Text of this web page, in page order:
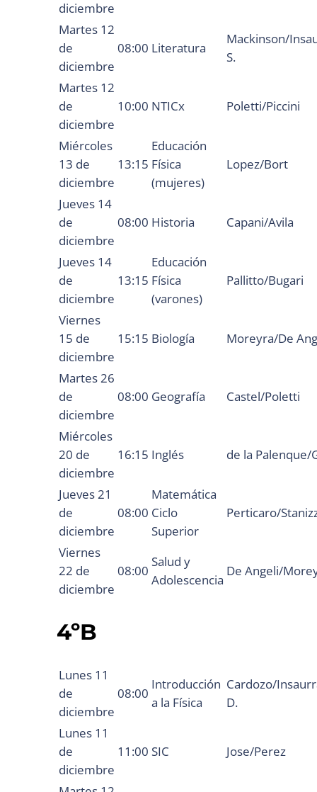
diciembre
Martes 12
de
diciembre
08:00 Literatura
Mackinson/
S.
Martes 12
de
diciembre
10:00 NTICx Poletti/Piccini
Miércoles
13 de
diciembre
13:15
Educación
Física
(mujeres)
Lopez/Bort
Jueves 14
de
diciembre
08:00 Historia Capani/Avila
Jueves 14
de
diciembre
13:15
Educación
Física
(varones)
Pallitto/Bugari
Viernes
15 de
diciembre
15:15 Biología Moreyra/De
Martes 26
de
diciembre
08:00 Geografía Castel/Poletti
Miércoles
20 de
diciembre
16:15 Inglés de la Palenque/
Jueves 21
de
diciembre
08:00
Matemática
Ciclo
Superior
Perticaro/
Viernes
22 de
diciembre
08:00
Salud y
Adolescencia
De Angeli/
4ºB
Lunes 11
de
diciembre
08:00
Introducción
a la Física
Cardozo/
D.
Lunes 11
de
diciembre
11:00 SIC Jose/Perez